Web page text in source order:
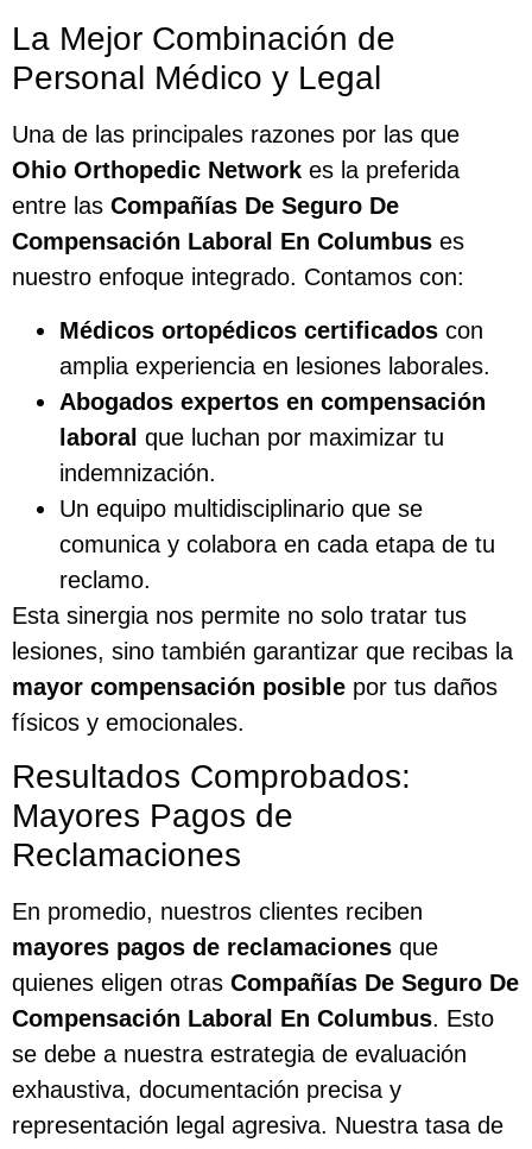
La Mejor Combinación de
Personal Médico y Legal
Una de las principales razones por las que
Ohio Orthopedic Network es la preferida
entre las Compañías De Seguro De
Compensación Laboral En Columbus es
nuestro enfoque integrado. Contamos con:
Médicos ortopédicos certificados con
amplia experiencia en lesiones laborales.
Abogados expertos en compensación
laboral que luchan por maximizar tu
indemnización.
Un equipo multidisciplinario que se
comunica y colabora en cada etapa de tu
reclamo.
Esta sinergia nos permite no solo tratar tus
lesiones, sino también garantizar que recibas la
mayor compensación posible por tus daños
físicos y emocionales.
Resultados Comprobados:
Mayores Pagos de
Reclamaciones
En promedio, nuestros clientes reciben
mayores pagos de reclamaciones que
quienes eligen otras Compañías De Seguro De
Compensación Laboral En Columbus. Esto
se debe a nuestra estrategia de evaluación
exhaustiva, documentación precisa y
representación legal agresiva. Nuestra tasa de